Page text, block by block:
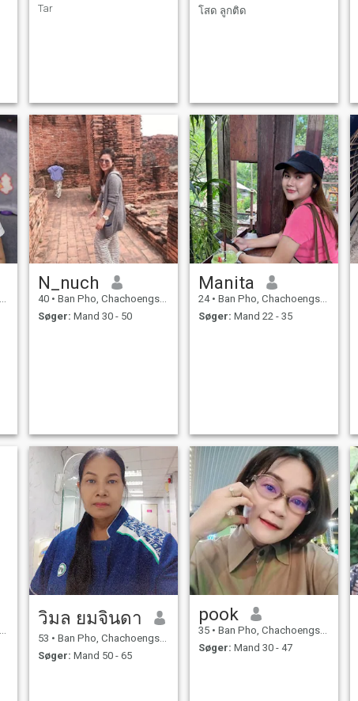
Tar
โสด ลูกติด
N_nuch
40 • Ban Pho, Chachoengsao, Thailand
Søger: Mand 30 - 50
Manita
24 • Ban Pho, Chachoengsao, Thailand
Søger: Mand 22 - 35
วิมล ยมจินดา
53 • Ban Pho, Chachoengsao, Thailand
Søger: Mand 50 - 65
pook
35 • Ban Pho, Chachoengsao, Thailand
Søger: Mand 30 - 47